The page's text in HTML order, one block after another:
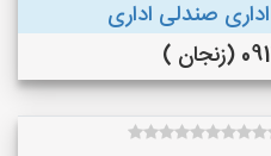
صندلی اداری
)